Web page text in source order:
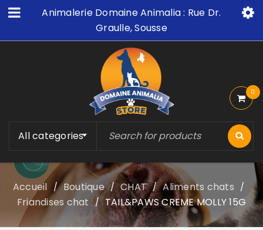
Animalerie Domaine Animalia : Rue Dr.
Graulle, Sousse
All categories
0
Accueil / Boutique / CHAT / Aliments chats /
Friandises chat / TAIL&PAWS CREME MOLLY 15G